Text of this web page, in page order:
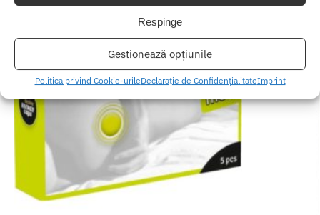
Respinge
Gestionează opțiunile
Politica privind Cookie-urileDeclarație de ConfidențialitateImprint